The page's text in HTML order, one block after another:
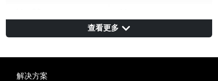
查看更多
解决方案